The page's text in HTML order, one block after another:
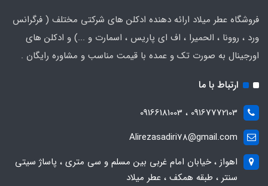
فروشگاه عطر میلاد ارائه دهنده ادکلن های شرکتی مختلف ( فرگرانس
ورد ، روونا ، الحمیرا ، اف ای پاریس ، اسمارت و ...) و ادکلن های
اورجینال به صورت تک و عمده با قیمت مناسب و مشاوره رایگان .
ارتباط با ما
09167772103 ، 09166181003
Alirezasadiri78@gmail.com
اهواز ، خیابان امام غربی بین مسلم و سی متری ، پاساژ سیتی
سنتر ، طبقه همکف ، عطر میلاد